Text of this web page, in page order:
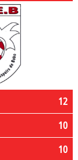
12
10
10